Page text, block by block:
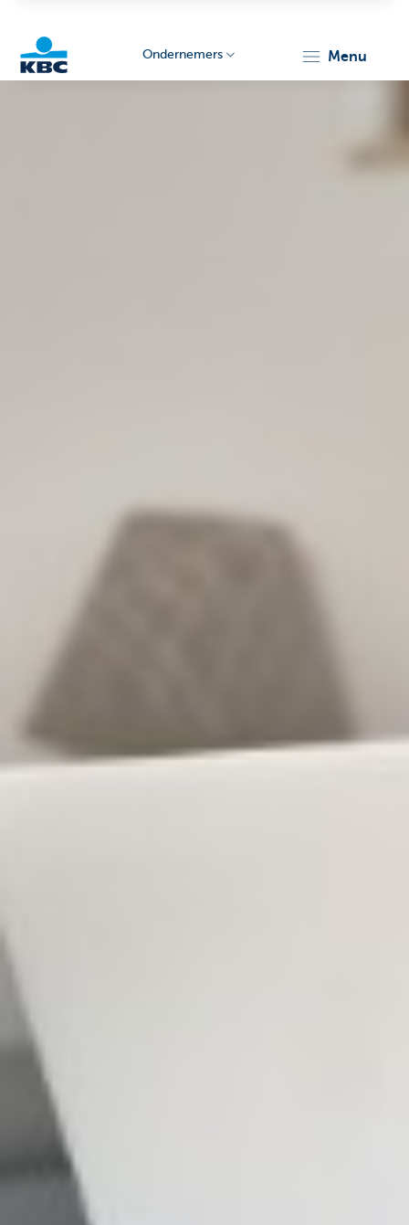
Ondernemers menu